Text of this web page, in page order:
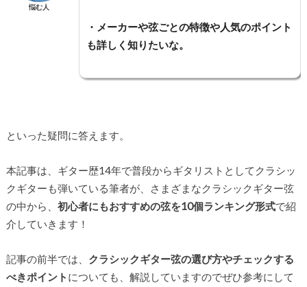
悩む人
・メーカーや弦ごとの特徴や人気のポイント
も詳しく知りたいな。
といった疑問に答えます。
本記事は、ギター歴14年で普段からギタリストとしてクラシッ
クギターも弾いている筆者が、さまざまなクラシックギター弦
の中から、 初心者にもおすすめの弦を10個ランキング形式で紹
介していきます！
記事の前半では、 クラシックギター弦の選び方やチェックする
べきポイント についても、解説していますのでぜひ参考にして